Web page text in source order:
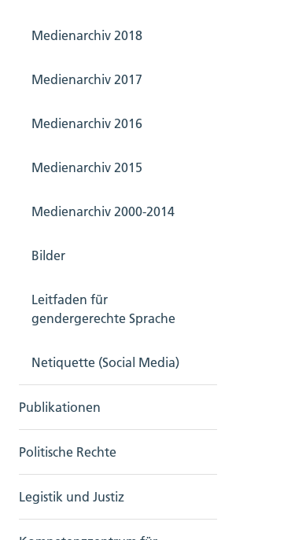
Medienarchiv 2018
Medienarchiv 2017
Medienarchiv 2016
Medienarchiv 2015
Medienarchiv 2000-2014
Bilder
Leitfaden für
gendergerechte Sprache
Netiquette (Social Media)
Publikationen
Politische Rechte
Legistik und Justiz